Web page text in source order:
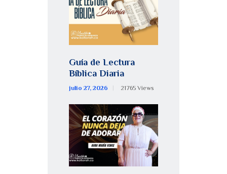
Guía de Lectura
Bíblica Diaria
julio 27, 2026 21765 Views